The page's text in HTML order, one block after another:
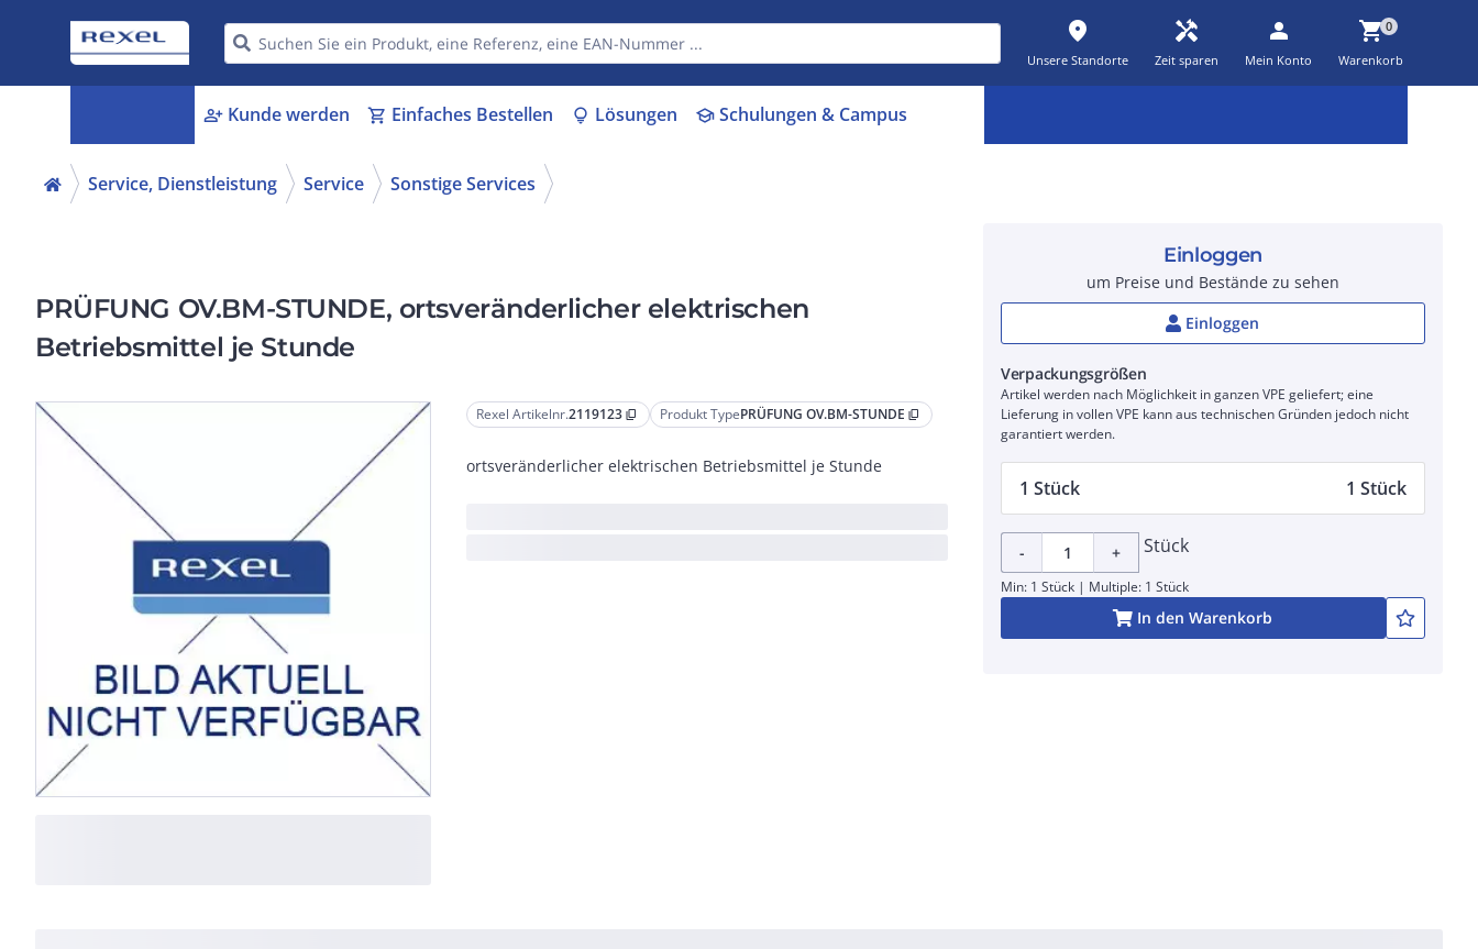
place
Unsere Standorte
handyman
Zeit sparen
person
Mein Konto
shopping_cart0
Warenkorb
person_add Kunde werden shopping_cart Einfaches Bestellen lightbulb Lösungen schoolSchulungen & Campus
Service, Dienstleistung Service Sonstige Services
PRÜFUNG OV.BM-STUNDE, ortsveränderlicher elektrischen
Betriebsmittel je Stunde
Rexel Artikelnr.2119123 content_copy Produkt TypePRÜFUNG OV.BM-STUNDE content_copy
ortsveränderlicher elektrischen Betriebsmittel je Stunde
Einloggen
um Preise und Bestände zu sehen
Einloggen
Verpackungsgrößen
Artikel werden nach Möglichkeit in ganzen VPE geliefert; eine
Lieferung in vollen VPE kann aus technischen Gründen jedoch nicht
garantiert werden.
1 Stück 1 Stück
- + Stück
Min: 1 Stück | Multiple: 1 Stück
In den Warenkorb